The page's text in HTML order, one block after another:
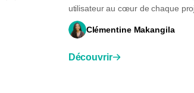
utilisateur au cœur de chaque
Clémentine Makangila
Découvrir